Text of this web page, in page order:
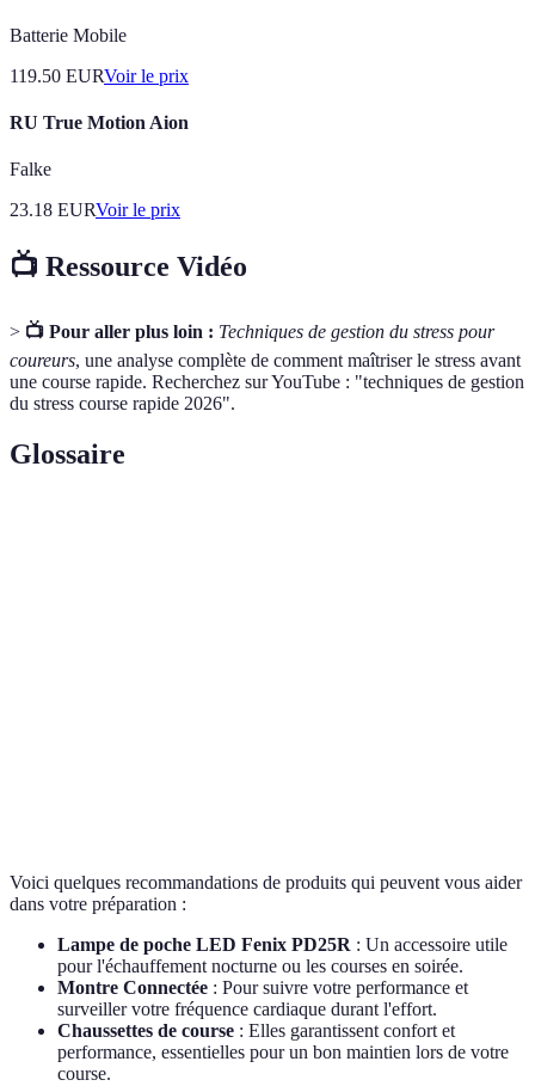
Batterie Mobile
119.50 EURVoir le prix
RU True Motion Aion
Falke
23.18 EURVoir le prix
📺 Ressource Vidéo
> 📺 Pour aller plus loin : Techniques de gestion du stress pour
coureurs, une analyse complète de comment maîtriser le stress avant
une course rapide. Recherchez sur YouTube : "techniques de gestion
du stress course rapide 2026".
Glossaire
Voici quelques recommandations de produits qui peuvent vous aider
dans votre préparation :
Lampe de poche LED Fenix PD25R : Un accessoire utile
pour l'échauffement nocturne ou les courses en soirée.
Montre Connectée : Pour suivre votre performance et
surveiller votre fréquence cardiaque durant l'effort.
Chaussettes de course : Elles garantissent confort et
performance, essentielles pour un bon maintien lors de votre
course.